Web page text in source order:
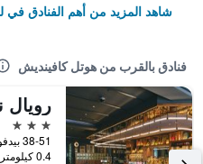
شاهد المزيد من أهم الفنادق في
فنادق بالقرب من هوتل كافينديش
3 نجوم
0.4 كيلومتر عن وسط المدينة